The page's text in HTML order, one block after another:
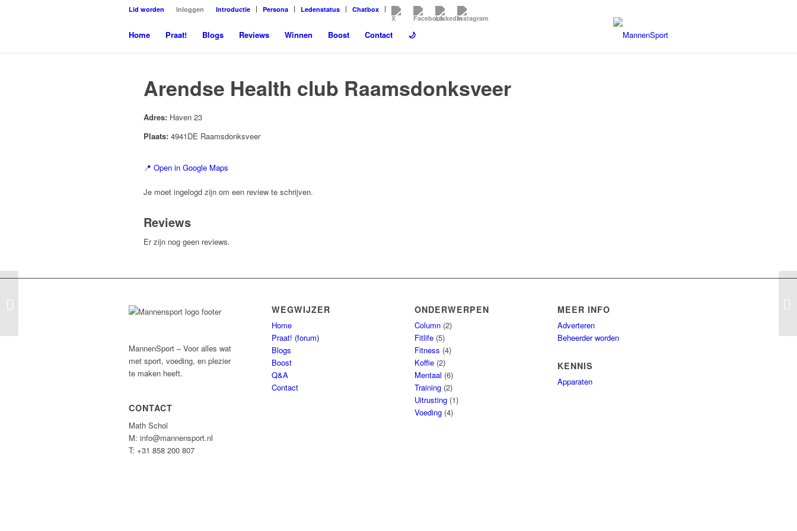
Lid worden Inloggen Introductie Persona Ledenstatus Chatbox
Home Praat! Blogs Reviews Winnen Boost Contact 🌙
Arendse Health club Raamsdonksveer
Adres: Haven 23
Plaats: 4941DE Raamsdonksveer
📍 Open in Google Maps
Je moet ingelogd zijn om een review te schrijven.
Reviews
Er zijn nog geen reviews.
MannenSport – Voor alles wat
met sport, voeding, en plezier
te maken heeft.
CONTACT
Math Schol
M: info@mannensport.nl
T: +31 858 200 807
WEGWIJZER
Home
Praat! (forum)
Blogs
Boost
Q&A
Contact
ONDERWERPEN
Column (2)
Fitlife (5)
Fitness (4)
Koffie (2)
Mentaal (6)
Training (2)
Uitrusting (1)
Voeding (4)
MEER INFO
Adverteren
Beheerder worden
KENNIS
Apparaten